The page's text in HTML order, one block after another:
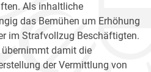
Als inhaltliche
das Bemühen um Erhöhung
im Strafvollzug Beschäftigten.
damit die
der Vermittlung von